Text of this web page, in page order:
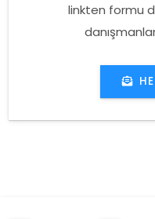
linkten formu